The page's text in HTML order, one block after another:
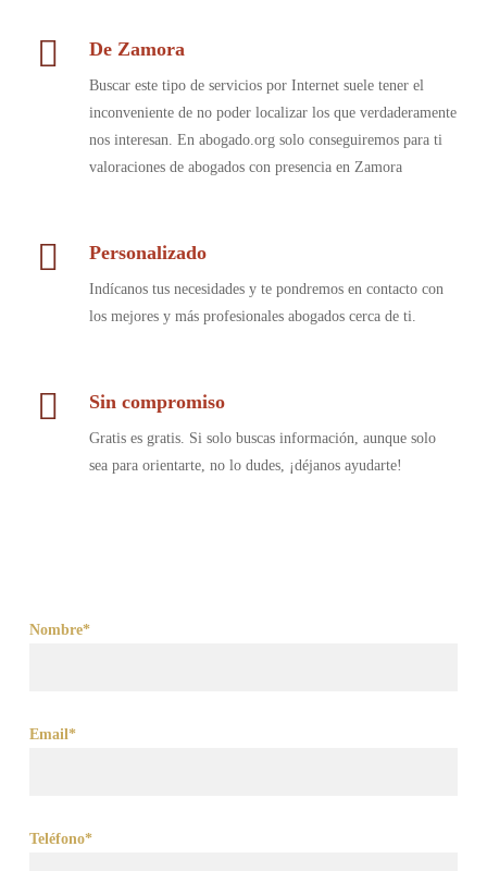
De Zamora
Buscar este tipo de servicios por Internet suele tener el
inconveniente de no poder localizar los que verdaderamente
nos interesan. En abogado.org solo conseguiremos para ti
valoraciones de abogados con presencia en Zamora
Personalizado
Indícanos tus necesidades y te pondremos en contacto con
los mejores y más profesionales abogados cerca de ti.
Sin compromiso
Gratis es gratis. Si solo buscas información, aunque solo
sea para orientarte, no lo dudes, ¡déjanos ayudarte!
Nombre*
Email*
Teléfono*